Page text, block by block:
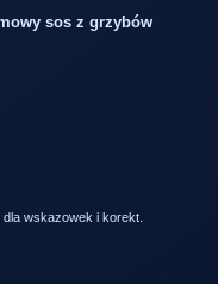
sos z grzybów
wskazowek i korekt.